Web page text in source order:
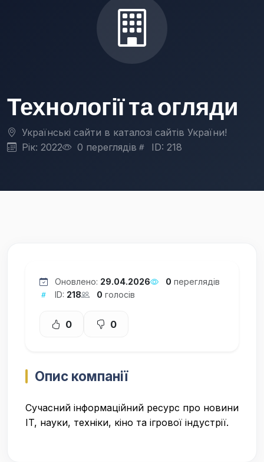
Технології та огляди
Українські сайти в каталозі сайтів України!
Рік: 2022
0 переглядів ID: 218
Оновлено: 29.04.2026 0 переглядів
ID: 218 0 голосів
0 0
Опис компанії
Сучасний інформаційний ресурс про новини
IT, науки, техніки, кіно та ігрової індустрії.